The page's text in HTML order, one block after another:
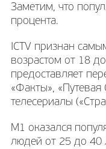
Заметим, что
процента.
ICTV признан
возрастом от 18
предоставляет
«Факты»,
телесериалы
М1 оказался
людей от 25 до 40